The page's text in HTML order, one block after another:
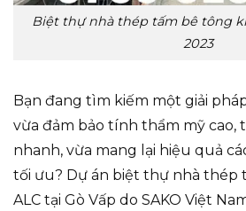
Biệt thự nhà thép tấm bê tông
2023
Bạn đang tìm kiếm một giải
vừa đảm bảo tính thẩm mỹ cao,
nhanh, vừa mang lại hiệu quả
tối ưu? Dự án biệt thự nhà thép
ALC tại Gò Vấp do SAKO Việt